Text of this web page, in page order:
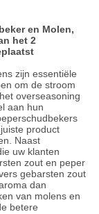
en Molen,
het 2
zijn essentiële
om de stroom
overseasoning
aan hun
product
Naast
uw klanten
zout en peper
gebarsten zout
dan
van molens en
betere